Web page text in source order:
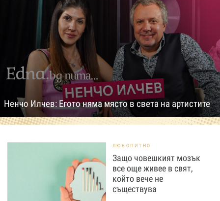
Ненчо Илчев: Егото няма място в света на артистите
ЛЮБОПИТНО
Защо човешкият мозък
все още живее в свят,
който вече не
съществува